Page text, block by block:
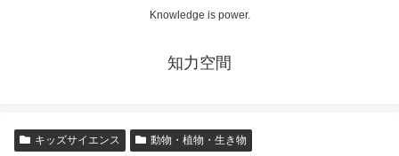
Knowledge is power.
知力空間
キッズサイエンス 動物・植物・生き物